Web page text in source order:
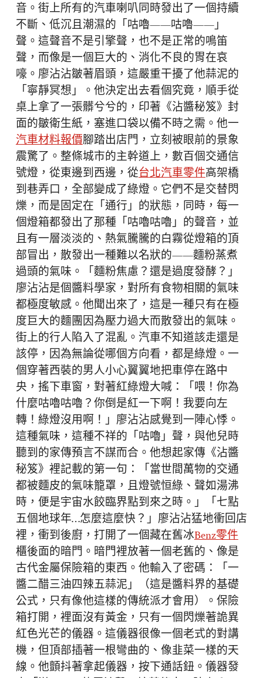
音。街上所有的汽車喇叭同時發出了一個持續
不斷、低沉且潮濕的「咕嚕——咕嚕——」
聲。這聲音不是引擎聲，也不是正常的鳴笛
聲，而像是一個巨大的、消化不良的胃在哀
嚎。廖沾沾皺著眉頭，這嚴重干擾了他蒜泥的
「寧靜冥想」。他決定出去看個究竟，順手從
桌上拿了一張髒兮兮的，印著《沾醬秘笈》封
面的皺衛生紙，塞進口袋以備不時之需。他一
汽車材料報價腳踏出店門，立刻被眼前的景象
震驚了。整條城市的主幹道上，數百個交通信
號燈，從東邊到西邊，從台北汽車零件高架橋
到巷弄口，全部變成了綠燈。它們不是交替閃
爍，而是固定在「通行」的狀態，同時，每一
個燈箱都發出了那種「咕嚕咕嚕」的聲音，並
且有一層淡淡的、熱氣騰騰的白霧從燈箱的頂
部冒出，散發出一種難以名狀的——麵粉蒸煮
過頭的氣味。「麵粉焦慮？還是過度發酵？」
廖沾沾是個醬料學家，對所有食物相關的氣味
都極度敏感。他聞出來了，這是一種只有在極
度巨大的麵團因為壓力過大而散發出的氣味。
街上的行人陷入了混亂。汽車不知道該走還是
該停，因為無論從哪個方向看，都是綠燈。一
個穿著西裝的男人小心翼翼地把車停在路中
央，搖下車窗，對著紅綠燈大喊：「喂！你為
什麼咕嚕咕嚕？你倒是紅一下啊！我要向左
轉！綠燈沒用啊！」廖沾沾感覺到一陣心悸。
這種氣味，這種不祥的「咕嚕」聲，與他兒時
聽到的家傳預言不謀而合。他想起家傳《沾醬
秘笈》裡記載的第一句：「當世間萬物的交通
都被麵皮的氣味籠罩，且燈號恒綠、聲如湯沸
時，便是宇宙水餃臨界點到來之時。」「七點
五個地球年…怎麼這麼快？」廖沾沾猛地衝回店
裡，衝到後廚，打開了一個藏在舊冰Benz零件
櫃後面的暗門。暗門裡放著一個老舊的、像是
古代金屬保險箱的東西。他輸入了密碼：「一
醬二醋三油四辣五蒜泥」（這是醬料界的基礎
公式，只有像他這樣的傳統派才會用）。保險
箱打開，裡面沒有黃金，只有一個閃爍著詭異
紅色光芒的儀器。這儀器很像一個老式的對講
機，但頂部插著一根彎曲的、像韭菜一樣的天
線。他顫抖著拿起儀器，按下通話鈕。儀器發